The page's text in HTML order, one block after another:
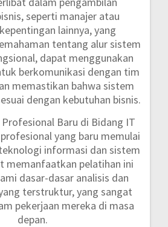
seperti manajer atau
lainnya, yang
tentang alur sistem
dapat menggunakan
berkomunikasi dengan tim
memastikan bahwa sistem
dengan kebutuhan bisnis.
Baru di Bidang IT
yang baru memulai
informasi dan sistem
memanfaatkan pelatihan ini
dasar-dasar analisis dan
terstruktur, yang sangat
pekerjaan mereka di masa
depan.